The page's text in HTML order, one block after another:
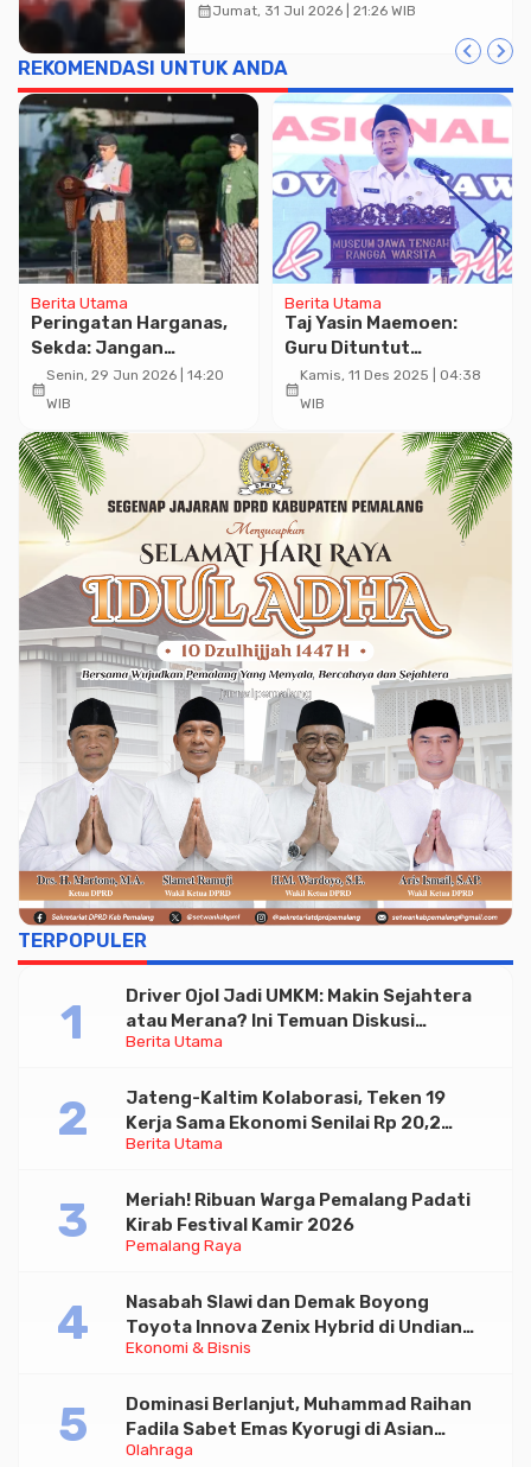
Diskusi Desain
calendar_monthJumat, 31 Jul 2026 | 21:26 WIB
REKOMENDASI UNTUK ANDA
Berita Utama
Peringatan Harganas,
Sekda: Jangan
Serahkan Masa Depan
Anak kepada Algoritma
calendar_month
Senin, 29 Jun 2026 | 14:20
WIB
Berita Utama
Taj Yasin Maemoen:
Guru Dituntut
Melakukan Update dan
Penyesuian Teknologi
calendar_month
Kamis, 11 Des 2025 | 04:38
WIB
TERPOPULER
Berita Utama
Driver Ojol Jadi UMKM: Makin Sejahtera
atau Merana? Ini Temuan Diskusi
Paramadina
Berita Utama
Jateng-Kaltim Kolaborasi, Teken 19
Kerja Sama Ekonomi Senilai Rp 20,2
Triliun
Pemalang Raya
Meriah! Ribuan Warga Pemalang Padati
Kirab Festival Kamir 2026
Ekonomi & Bisnis
Nasabah Slawi dan Demak Boyong
Toyota Innova Zenix Hybrid di Undian
Tabungan Bima Bank Jateng
Olahraga
Dominasi Berlanjut, Muhammad Raihan
Fadila Sabet Emas Kyorugi di Asian
Taekwondo Indonesia Open 2026